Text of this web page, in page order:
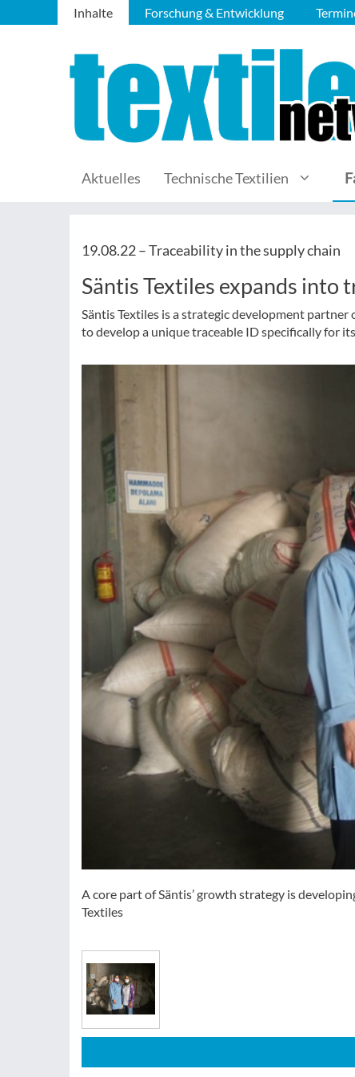
Inhalte Forschung & Entwicklung
Aktuelles Technische Textilien
19.08.22 –Traceability in the supply chain
Säntis Textiles expands into
Säntis Textiles is a strategic development
to develop a unique traceable ID specifically for
A core part of Säntis’ growth strategy is
Textiles